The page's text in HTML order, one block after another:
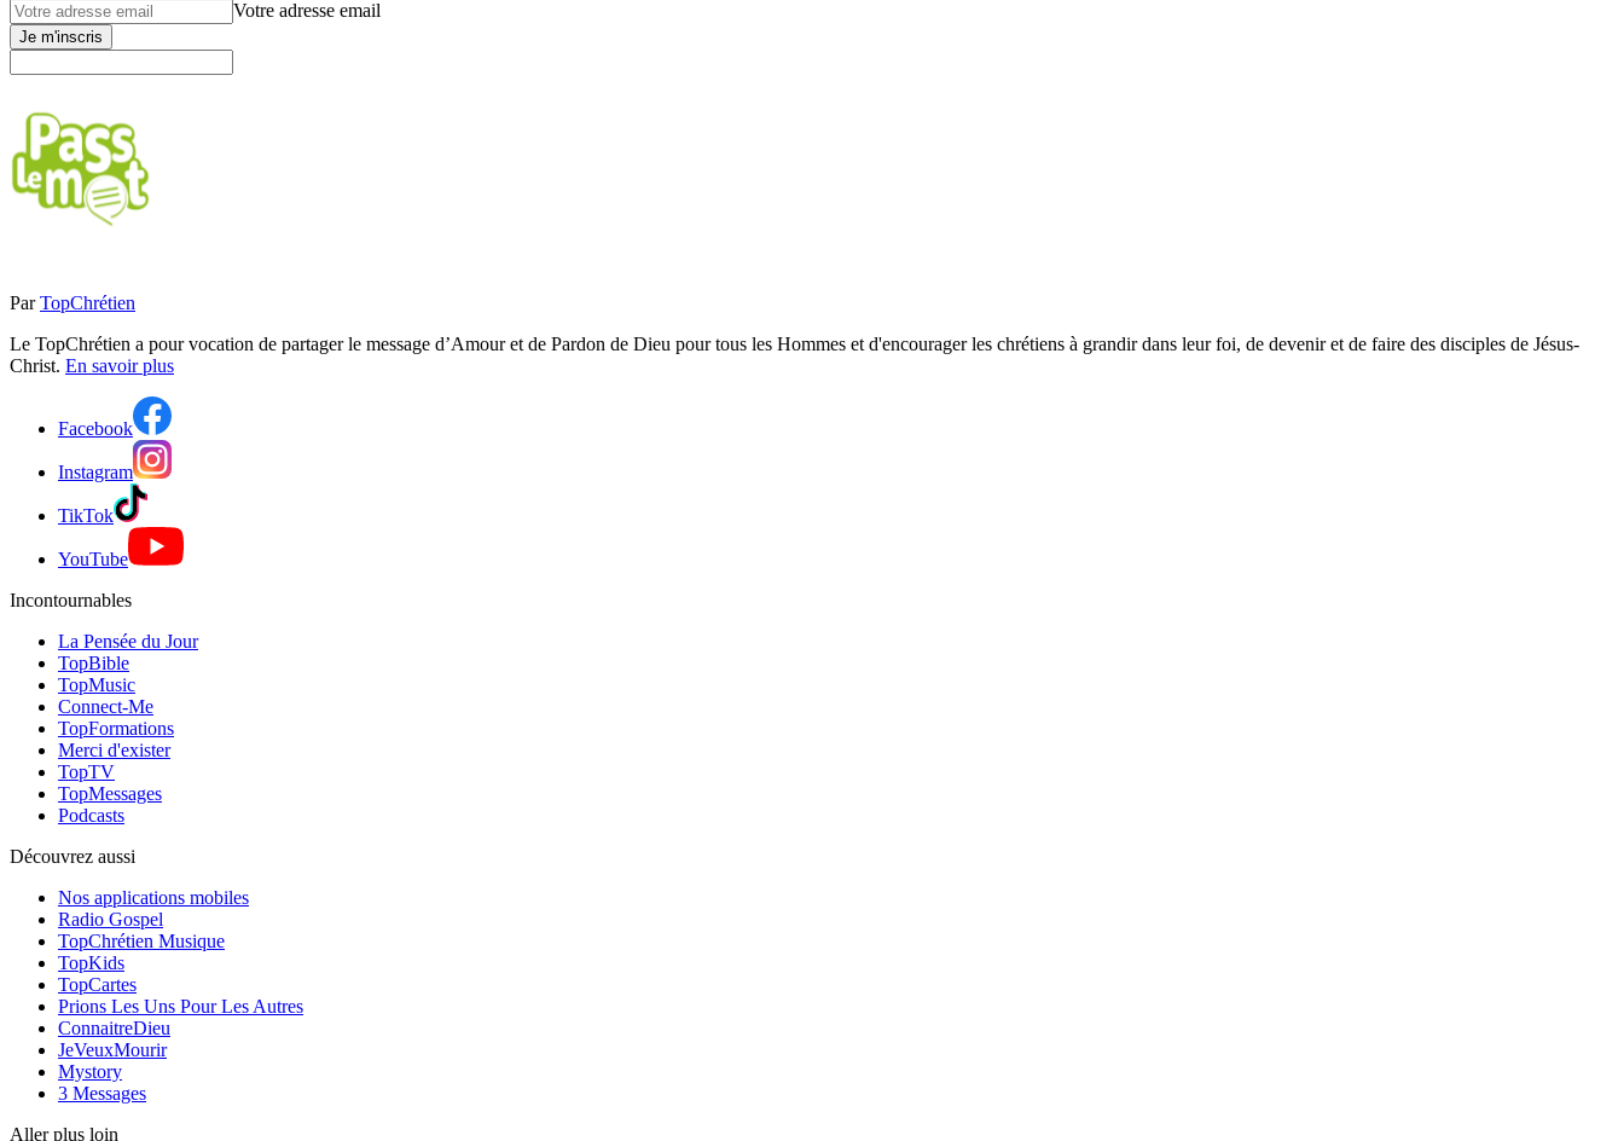
Votre adresse email
Je m'inscris
Par TopChrétien
Le TopChrétien a pour vocation de partager le message d’Amour et de Pardon de Dieu pour tous les Hommes et d'encourager les chrétiens à grandir dans leur foi, de devenir et de faire des disciples de Jésus-
Christ. En savoir plus
Facebook
Instagram
TikTok
YouTube
Incontournables
La Pensée du Jour
TopBible
TopMusic
Connect-Me
TopFormations
Merci d'exister
TopTV
TopMessages
Podcasts
Découvrez aussi
Nos applications mobiles
Radio Gospel
TopChrétien Musique
TopKids
TopCartes
Prions Les Uns Pour Les Autres
ConnaitreDieu
JeVeuxMourir
Mystory
3 Messages
Aller plus loin